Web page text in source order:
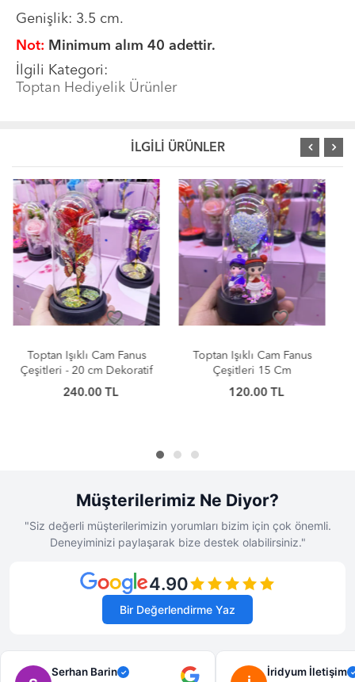
Genişlik: 3.5 cm.
Not: Minimum alım 40 adettir.
İlgili Kategori:
Toptan Hediyelik Ürünler
İLGİLİ ÜRÜNLER
favorite_border
Toptan Işıklı Cam Fanus
Çeşitleri 15 Cm
120.00 TL
favorite_border
Toptan Zilli Kurmalı Mini
Çalar Saatler
85.00 TL